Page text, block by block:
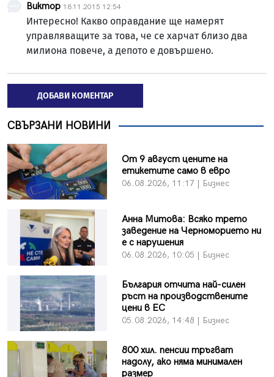
Виктор 18.11.2015 12:54
Интересно! Какво оправдание ще намерят
управляващите за това, че се харчат близо два
милиона повече, а депото е довършено.
ДОБАВИ КОМЕНТАР
СВЪРЗАНИ НОВИНИ
От 9 август цените на
етикетите само в евро
06.08.2026, 11:17 | Бизнес
Анна Митова: Всяко трето
заведение на Черноморието ни
е с нарушения
06.08.2026, 10:05 | Бизнес
България отчита най-силен
ръст на производствените
цени в ЕС
05.08.2026, 14:48 | Бизнес
800 хил. пенсии тръгват
надолу, ако няма минимален
размер